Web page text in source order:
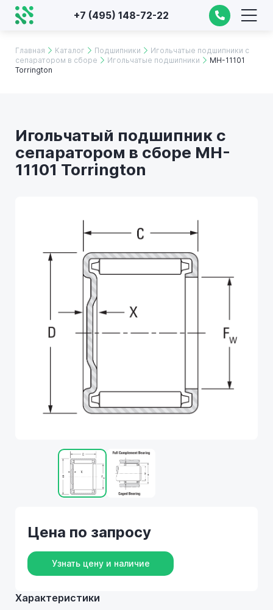
+7 (495) 148-72-22
Главная Каталог Подшипники
Игольчатые подшипники с
сепаратором в сборе
Игольчатые подшипники
MH-11101
Torrington
Игольчатый подшипник с
сепаратором в сборе MH-
11101 Torrington
Характеристики
Цена по запросу
Узнать цену и наличие